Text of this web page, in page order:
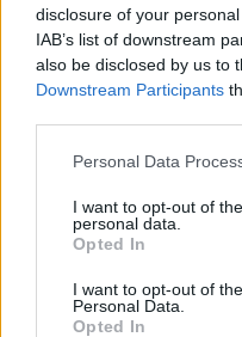
disclosure of your
IAB’s list of downstream
also be disclosed by us to
Downstream Participants
Please note that this
not limited to your visit or
grant or deny consent to
use your data for below
consent section.
Personal Data
I want to opt-out of
personal data.
Opted In
I want to opt-out of
Personal Data.
Opted In
Condividi l'articolo
F
a
ce
o
o
k
T
w
it
r
Pi
n
te
st
NOTIZIE RECENTI